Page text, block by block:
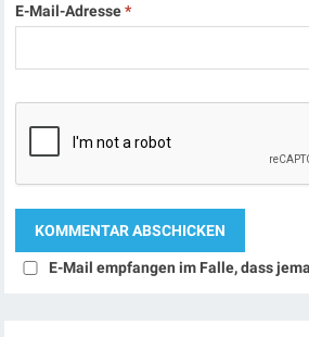
E-Mail-Adresse*
E-Mail empfangen im Falle, dass